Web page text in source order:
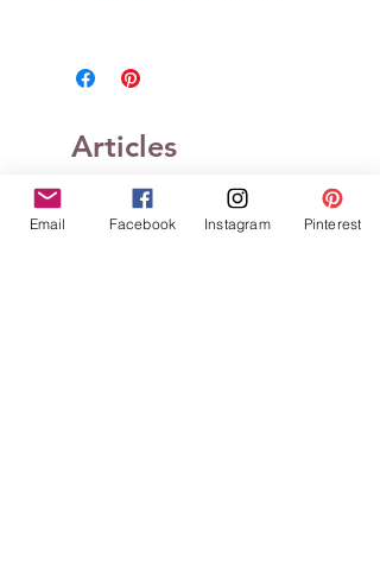
Articles
similaires
Email Facebook Instagram Pinterest